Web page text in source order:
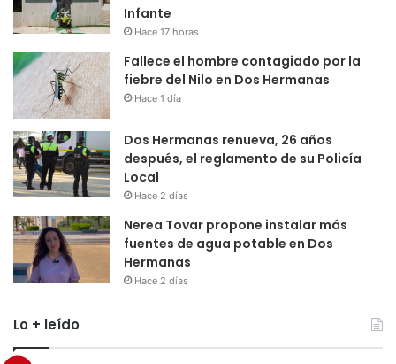
Infante
Hace 17 horas
Fallece el hombre contagiado por la
fiebre del Nilo en Dos Hermanas
Hace 1 día
Dos Hermanas renueva, 26 años
después, el reglamento de su Policía
Local
Hace 2 días
Nerea Tovar propone instalar más
fuentes de agua potable en Dos
Hermanas
Hace 2 días
Lo + leído